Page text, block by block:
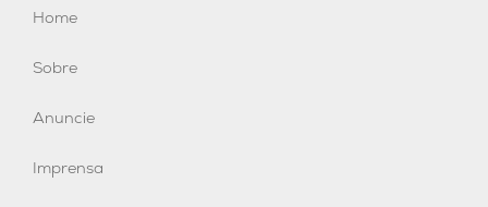
Home
Sobre
Anuncie
Imprensa